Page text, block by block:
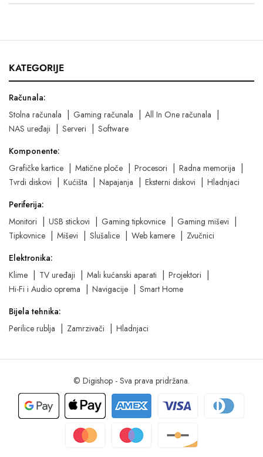
KATEGORIJE
Računala:
Stolna računala
Gaming računala
All In One računala
NAS uređaji
Serveri
Software
Komponente:
Grafičke kartice
Matične ploče Procesori
Radna memorija
Tvrdi diskovi
Kućišta Napajanja Eksterni diskovi
Hladnjaci
Periferija:
Monitori
USB stickovi Gaming tipkovnice
Gaming miševi
Tipkovnice
Miševi Slušalice Web kamere
Zvučnici
Elektronika:
Klime
TV uređaji Mali kućanski aparati
Projektori
Hi-Fi i Audio oprema
Navigacije
Smart Home
Bijela tehnika:
Perilice rublja
Zamrzivači Hladnjaci
© Digishop - Sva prava pridržana.